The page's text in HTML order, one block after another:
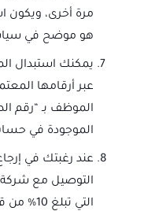
مرة أخرى، ويكون
هو موضح في
يمكنك استبدال
عبر أرقامها
الموظف بـ “رقم
الموجودة في
عند رغبتك في
التوصيل مع شركة
التي تبلغ 10% من قيمة المنتجات.